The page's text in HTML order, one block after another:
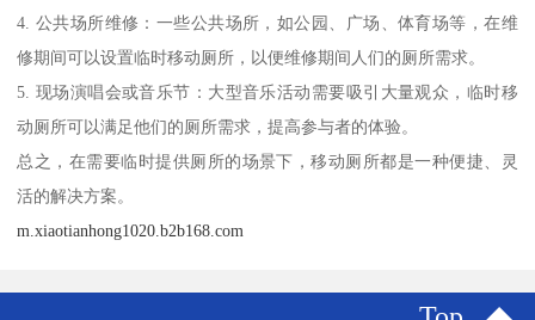
4. 公共场所维修：一些公共场所，如公园、广场、体育场等，在维
修期间可以设置临时移动厕所，以便维修期间人们的厕所需求。
5. 现场演唱会或音乐节：大型音乐活动需要吸引大量观众，临时移
动厕所可以满足他们的厕所需求，提高参与者的体验。
总之，在需要临时提供厕所的场景下，移动厕所都是一种便捷、灵
活的解决方案。
m.xiaotianhong1020.b2b168.com